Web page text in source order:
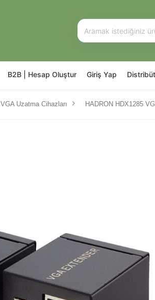
B2B | Hesap Oluştur Giriş Yap
VGA Uzatma Cihazları HADRON HDX1285